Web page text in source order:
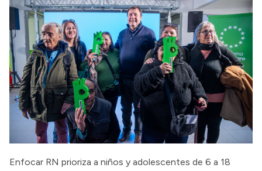
Enfocar RN prioriza a niños y adolescentes de 6 a 18